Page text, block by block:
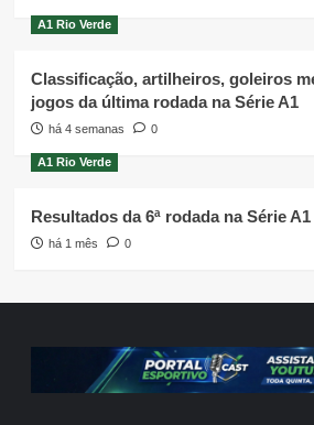
A1 Rio Verde
Classificação, artilheiros, goleiros
jogos da última rodada na Série A1
há 4 semanas 0
A1 Rio Verde
Resultados da 6ª rodada na Série
há 1 mês 0